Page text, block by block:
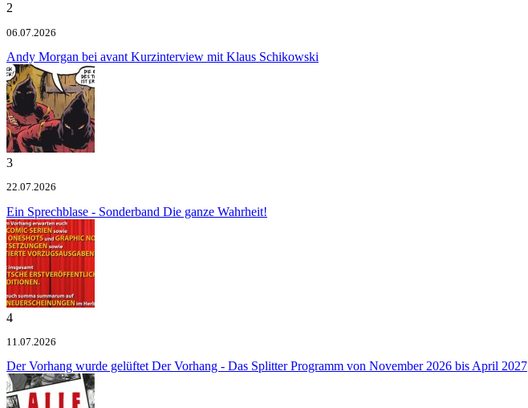
2
06.07.2026
Andy Morgan bei avant Kurzinterview mit Klaus Schikowski
3
22.07.2026
Ein Sprechblase - Sonderband Die ganze Wahrheit!
4
11.07.2026
Der Vorhang wurde gelüftet Der Vorhang - Das Splitter Programm von November 2026 bis April 2027